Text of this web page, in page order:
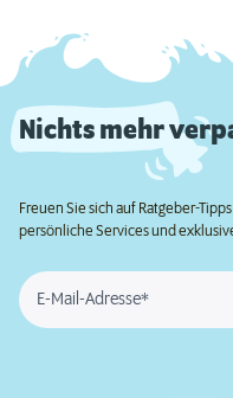
Nichts mehr
Freuen Sie sich auf Ratgeber-
persönliche Services und
E-Mail-Adresse*